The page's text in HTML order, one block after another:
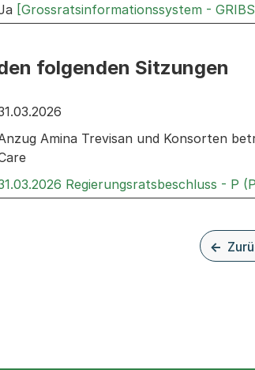
[Grossratsinformationssystem -
folgenden Sitzungen
Sitzungen: Informationen zu den
Amina Trevisan und Konsorten
Regierungsratsbeschluss - P